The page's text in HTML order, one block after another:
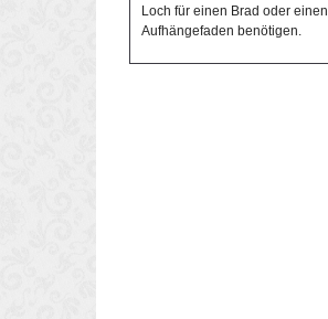
Loch für einen Brad oder einen
Aufhängefaden benötigen.